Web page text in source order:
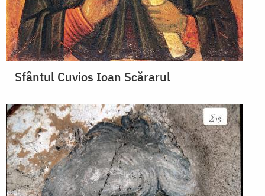
Sfântul Cuvios Ioan Scărarul